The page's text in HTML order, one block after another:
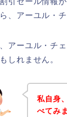
、アーユル・
アーユル・チ
しれません。
私自身
べてみ